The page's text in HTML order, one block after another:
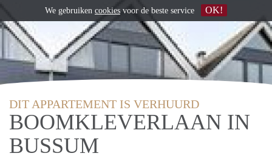
DIT APPARTEMENT IS VERHUURD
BOOMKLEVERLAAN IN
BUSSUM
We gebruiken cookies voor de beste service OK!